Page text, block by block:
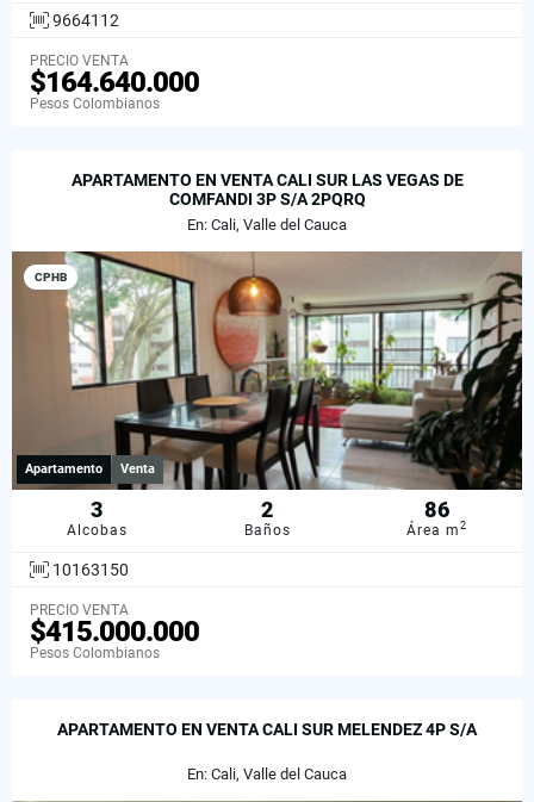
9664112
PRECIO VENTA
$164.640.000
Pesos Colombianos
APARTAMENTO EN VENTA CALI SUR LAS VEGAS DE
COMFANDI 3P S/A 2PQRQ
En: Cali, Valle del Cauca
CPHB
Apartamento Venta
3
Alcobas
2
Baños
86
Área m2
10163150
PRECIO VENTA
$415.000.000
Pesos Colombianos
APARTAMENTO EN VENTA CALI SUR MELENDEZ 4P S/A
En: Cali, Valle del Cauca